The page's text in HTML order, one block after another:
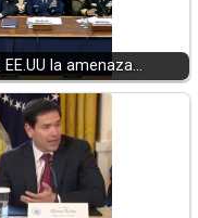
la amenaza…